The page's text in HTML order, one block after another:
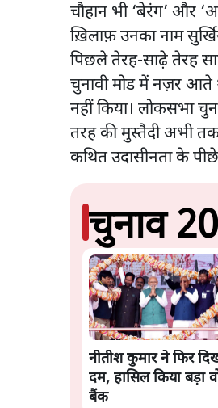
चौहान भी ‘बेरंग’ और
ख़िलाफ़ उनका नाम
पिछले तेरह-साढ़े तेरह
चुनावी मोड में नज़र आते
नहीं किया। लोकसभा
तरह की मुस्तैदी अभी
कथित उदासीनता के पीछे
चुनाव
नीतीश कुमार ने फिर
दम, हासिल किया बड़ा
बैंक